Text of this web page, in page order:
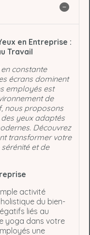
en Entreprise :
Travail
constante
écrans dominent
employés est
de
nous proposons
yeux adaptés
Découvrez
transformer votre
et de
activité
du bien-
liés au
yoga dans votre
une